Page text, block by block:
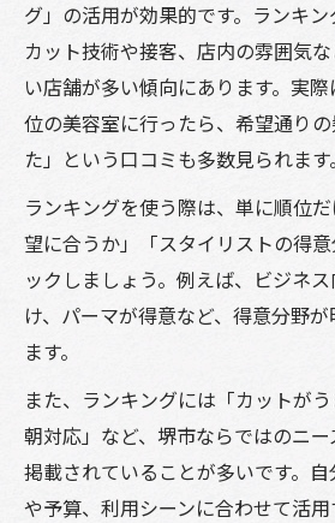
グ」の活用が効果的です。ランキン
カット技術や接客、店内の雰囲気
い店舗が多い傾向にあります。実
位の美容室に行ったら、希望通り
た」という口コミも多数見られます。
ランキングを使う際は、単に順位
望に合うか」「スタイリストの得
ックしましょう。例えば、ビジネ
け、パーマが得意など、得意分野
ます。
また、ランキングには「カットが
朝対応」など、堺市ならではのニ
掲載されていることが多いです。
や予算、利用シーンに合わせて活